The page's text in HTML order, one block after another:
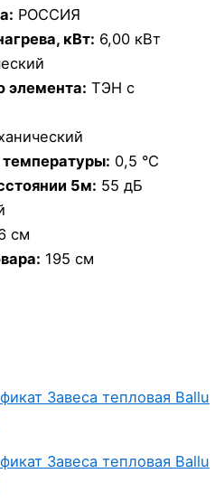
РОССИЯ
кВт: 6,00 кВт
элемента: ТЭН с
температуры: 0,5 °С
5м: 55 дБ
см
195 см
Завеса тепловая Ballu
Завеса тепловая Ballu